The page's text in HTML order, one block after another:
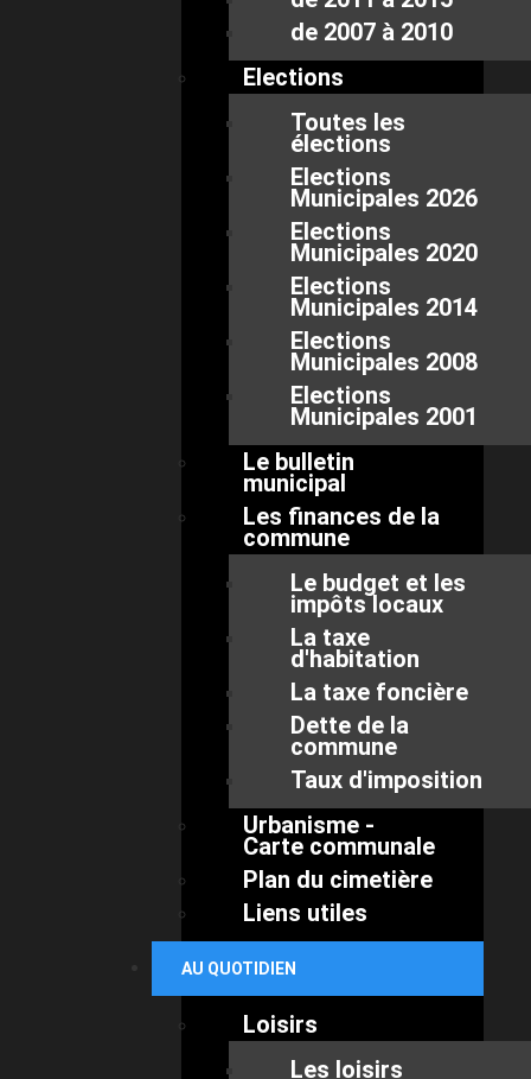
de 2007 à 2010
Elections
Toutes les
élections
Elections
Municipales 2026
Elections
Municipales 2020
Elections
Municipales 2014
Elections
Municipales 2008
Elections
Municipales 2001
Le bulletin
municipal
Les finances de la
commune
Le budget et les
impôts locaux
La taxe
d'habitation
La taxe foncière
Dette de la
commune
Taux d'imposition
Urbanisme -
Carte communale
Plan du cimetière
Liens utiles
AU QUOTIDIEN
Loisirs
Les loisirs